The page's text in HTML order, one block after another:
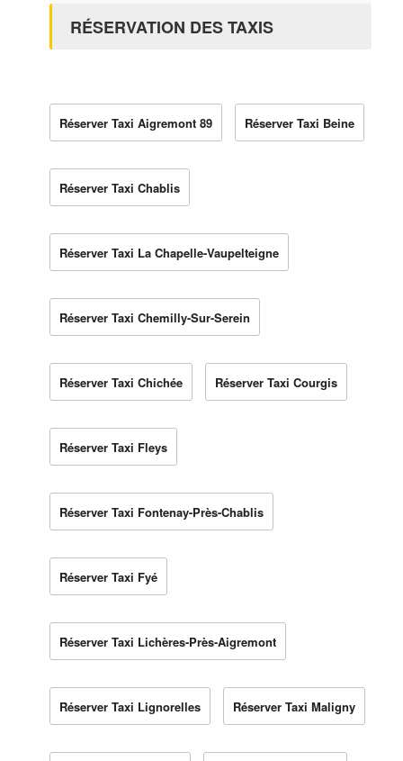
RÉSERVATION DES TAXIS
Réserver Taxi Aigremont 89 Réserver Taxi Beine
Réserver Taxi Chablis
Réserver Taxi La Chapelle-Vaupelteigne
Réserver Taxi Chemilly-Sur-Serein
Réserver Taxi Chichée Réserver Taxi Courgis
Réserver Taxi Fleys
Réserver Taxi Fontenay-Près-Chablis
Réserver Taxi Fyé
Réserver Taxi Lichères-Près-Aigremont
Réserver Taxi Lignorelles Réserver Taxi Maligny